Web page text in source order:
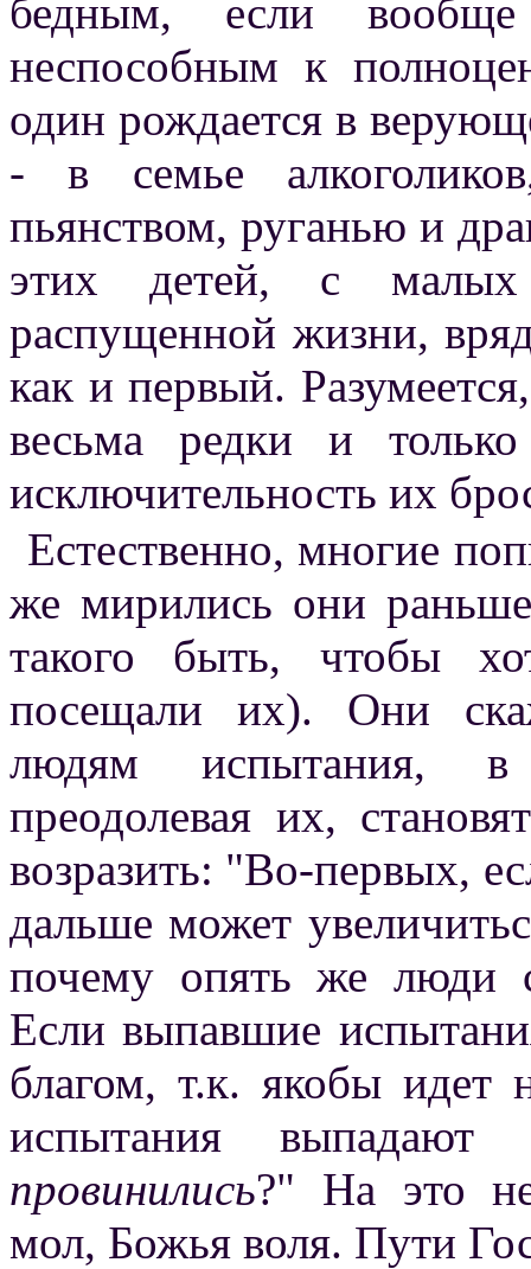
бедным, если
неспособным к
один рождается в
- в семье
пьянством, руганью и
этих детей, с
распущенной жизни,
как и первый.
весьма редки и
исключительность их
Естественно, многие
же мирились они
такого быть, чтобы
посещали их). Они
людям испытания, в
преодолевая их,
возразить: "Во-первых,
дальше может
почему опять же люди
Если выпавшие
благом, т.к. якобы идет
испытания
провинились?" На это
мол, Божья воля. Пути